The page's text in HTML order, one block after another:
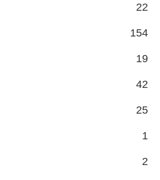
22
154
19
42
25
1
2